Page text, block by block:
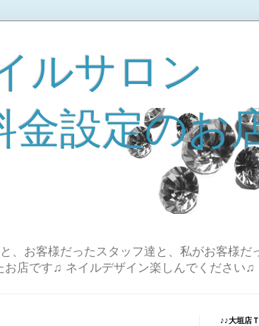
ルサロン
設定のお
、お客様だったスタッフ達と、私がお客様だ
店です♫ ネイルデザイン楽しんでください♫
♪♪大垣店